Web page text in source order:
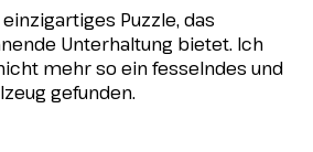
Puzzle, das
Unterhaltung bietet. Ich
mehr so ein fesselndes und
gefunden.